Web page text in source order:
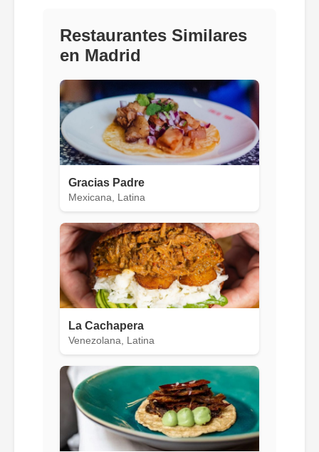
Restaurantes Similares
en Madrid
Gracias Padre
Mexicana, Latina
La Cachapera
Venezolana, Latina